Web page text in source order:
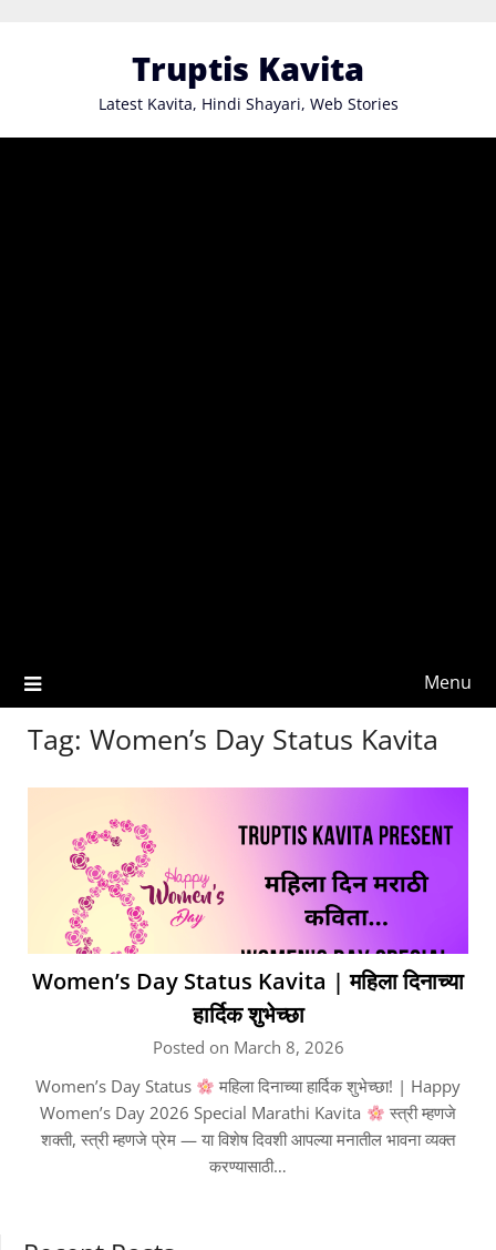
Truptis Kavita
Latest Kavita, Hindi Shayari, Web Stories
Menu
Tag: Women’s Day Status Kavita
Women’s Day Status Kavita | महिला दिनाच्या
हार्दिक शुभेच्छा
Posted on March 8, 2026
Women’s Day Status
महिला दिनाच्या हार्दिक शुभेच्छा! | Happy
Women’s Day 2026 Special Marathi Kavita
स्त्री म्हणजे
शक्ती, स्त्री म्हणजे प्रेम — या विशेष दिवशी आपल्या मनातील भावना व्यक्त
करण्यासाठी…